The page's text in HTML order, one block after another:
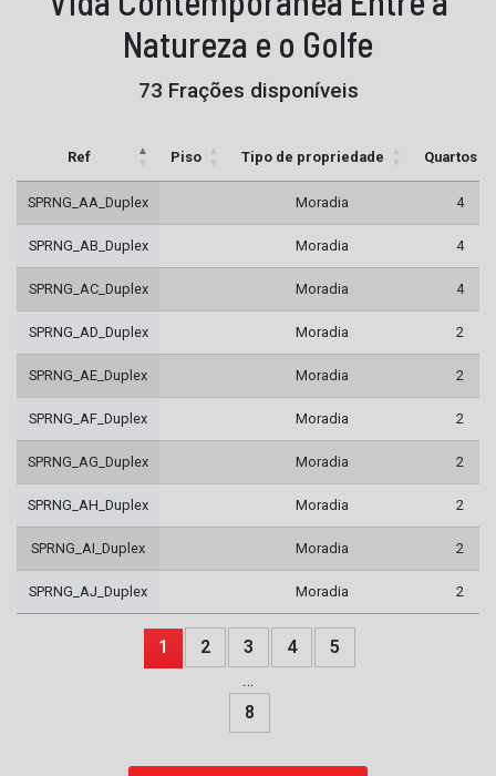
Natureza e o Golfe
73 Frações disponíveis
Ref Piso Tipo de propriedade Quartos
SPRNG_AA_Duplex Moradia 4
SPRNG_AB_Duplex Moradia 4
SPRNG_AC_Duplex Moradia 4
SPRNG_AD_Duplex Moradia 2
SPRNG_AE_Duplex Moradia 2
SPRNG_AF_Duplex Moradia 2
SPRNG_AG_Duplex Moradia 2
SPRNG_AH_Duplex Moradia 2
SPRNG_AI_Duplex Moradia 2
SPRNG_AJ_Duplex Moradia 2
1 2 3 4
5
…
8